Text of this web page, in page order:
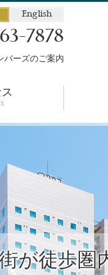
English
7878
バーズのご案内